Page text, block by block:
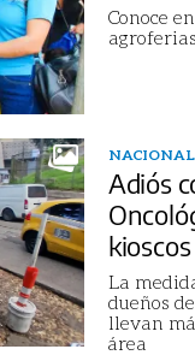
Conoce
Adiós
La
dueños
llevan
área